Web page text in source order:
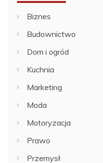
Biznes
Budownictwo
Dom i ogród
Kuchnia
Marketing
Moda
Motoryzacja
Prawo
Przemysł